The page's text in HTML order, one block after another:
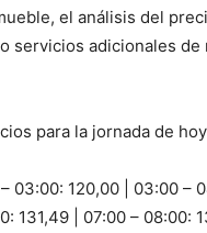
el análisis del
servicios adicionales
para la jornada de
03:00: 120,00 | 03:00 –
131,49 | 07:00 – 08:00: